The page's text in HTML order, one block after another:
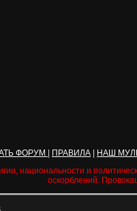
ФОРУМ ПРАВИЛА
НАШ
национальности и
оскорблений.